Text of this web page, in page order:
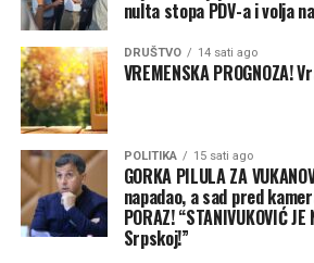
Trinaest ljudi je ubijeno u napadima
protekla 24 sata, samo od devet sati
sati jutros. Zaista je to užasna
protiv nezavisne Ukrajine – rekao je
On je uputio saučešće porodicama
je Ukrajina, kako je naveo, gotovo
noći, u petoj godini rata, primorana
posljedice sukoba.
nulta stopa PDV-a i volja
DRUŠTVO 14 sati ago
VREMENSKA PROGNOZA!
POLITIKA 15 sati ago
GORKA PILULA ZA
napadao, a sad pred
PORAZ! “STANIVUKOVIĆ
Srpskoj!”